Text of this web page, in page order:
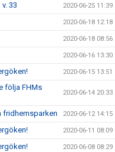
33 2020-06-25 11:39
2020-06-18 12:18
2020-06-18 08:56
2020-06-16 13:30
2020-06-15 13:51
följa FHMs
2020-06-14 20:33
fridhemsparken 2020-06-12 14:15
2020-06-11 08:09
2020-06-08 08:29